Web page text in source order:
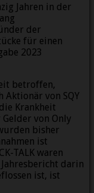
Jahren in der
der
für einen
2023
betroffen,
Aktionär von SQY
Krankheit
von Only
bisher
ist
TALK waren
darin
ist, ist